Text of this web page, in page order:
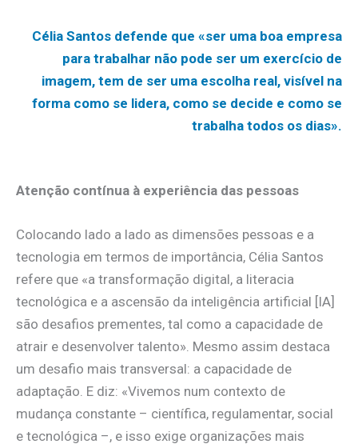
Célia Santos defende que «ser uma boa empresa
para trabalhar não pode ser um exercício de
imagem, tem de ser uma escolha real, visível na
forma como se lidera, como se decide e como se
trabalha todos os dias».
Atenção contínua à experiência das pessoas
Colocando lado a lado as dimensões pessoas e a
tecnologia em termos de importância, Célia Santos
refere que «a transformação digital, a literacia
tecnológica e a ascensão da inteligência artificial [IA]
são desafios prementes, tal como a capacidade de
atrair e desenvolver talento». Mesmo assim destaca
um desafio mais transversal: a capacidade de
adaptação. E diz: «Vivemos num contexto de
mudança constante – científica, regulamentar, social
e tecnológica –, e isso exige organizações mais